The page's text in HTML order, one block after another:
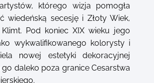
którego wizja pomogła
wiedeńską secesję i Złoty Wiek,
Pod koniec XIX wieku jego
wykwalifikowanego kolorysty i
nowej estetyki dekoracyjnej
go daleko poza granice Cesarstwa